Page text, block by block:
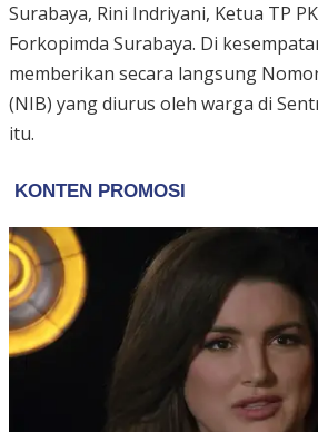
Surabaya, Rini Indriyani, Ketua TP
Forkopimda Surabaya. Di
memberikan secara langsung
(NIB) yang diurus oleh warga di
itu.